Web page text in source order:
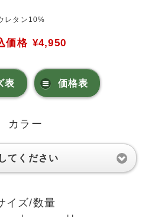
レタン10%
価格 ¥4,950
表 価格表
カラー
てください
イズ/数量